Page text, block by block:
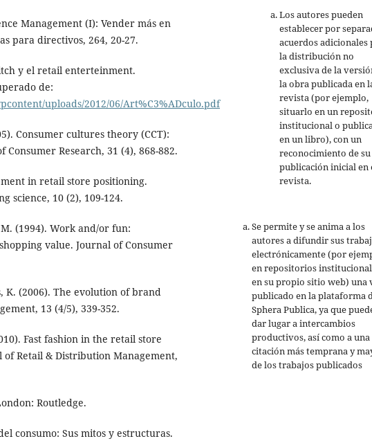
Management (I): Vender más en
para directivos, 264, 20-27.
y el retail enterteinment.
de:
uploads/2012/06/Art%C3%ADculo.pdf
Consumer cultures theory (CCT):
Research, 31 (4), 868-882.
in retail store positioning.
science, 10 (2), 109-124.
(1994). Work and/or fun:
value. Journal of Consumer
K. (2006). The evolution of brand
13 (4/5), 339-352.
Fast fashion in the retail store
Retail & Distribution Management,
Routledge.
consumo: Sus mitos y estructuras.
Los autores pueden
establecer por
acuerdos adicionales
la distribución no
exclusiva de la
la obra publicada en
revista (por ejemplo,
situarlo en un
institucional o
en un libro), con un
reconocimiento de su
publicación inicial en
revista.
Se permite y se anima a los
autores a difundir sus
electrónicamente (por
en repositorios
en su propio sitio web) una
publicado en la plataforma
Sphera Publica, ya que
dar lugar a intercambios
productivos, así como a una
citación más temprana y
de los trabajos publicados